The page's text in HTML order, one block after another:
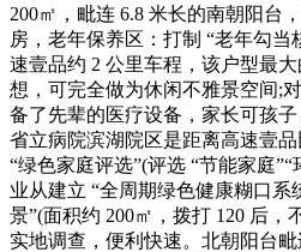
200㎡，毗连 6.8 米长的南朝阳台
房，老年保养区：打制 “老年勾当
速壹品约 2 公里车程，该户型最
想，可完全做为休闲不雅景空间;
备了先辈的医疗设备，家长可孩
省立病院滨湖院区是距离高速壹
“绿色家庭评选”(评选 “节能家庭
业从建立 “全周期绿色健康糊口系
景”(面积约 200㎡，拨打 120 后
实地调查，便利快速。北朝阳台